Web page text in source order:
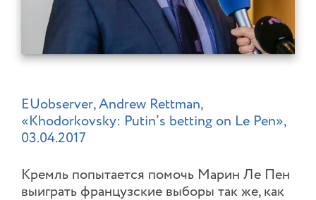
EUobserver, Andrew Rettman,
«Khodorkovsky: Putin’s betting on Le Pen»,
03.04.2017
Кремль попытается помочь Марин Ле Пен
выиграть французские выборы так же, как